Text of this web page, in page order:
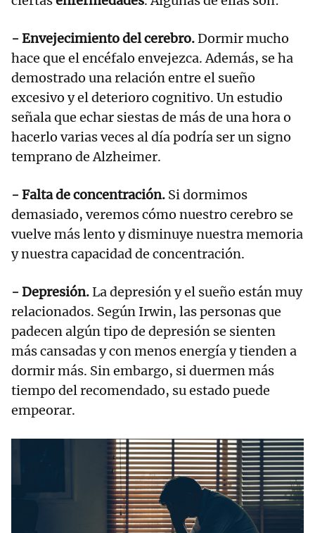
- Envejecimiento del cerebro.Dormir mucho
hace que el encéfalo envejezca. Además, se ha
demostrado una relación entre el sueño
excesivo y el deterioro cognitivo. Un estudio
señala que echar siestas de más de una hora o
hacerlo varias veces al día podría ser un signo
temprano de Alzheimer.
- Falta de concentración. Si dormimos
demasiado, veremos cómo nuestro cerebro se
vuelve más lento y disminuye nuestra memoria
y nuestra capacidad de concentración.
- Depresión.La depresión y el sueño están muy
relacionados. Según Irwin, las personas que
padecen algún tipo de depresión se sienten
más cansadas y con menos energía y tienden a
dormir más. Sin embargo, si duermen más
tiempo del recomendado, su estado puede
empeorar.